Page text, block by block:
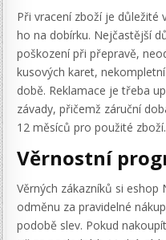
Při vracení zboží je důležité
ho na dobírku. Nejčastější
poškození při přepravě,
kusových karet,
době. Reklamace je třeba
závady, přičemž záruční
12 měsíců pro použité zboží.
Věrnostní
Věrných zákazníků si eshop
odměnu za pravidelné
podobě slev. Pokud